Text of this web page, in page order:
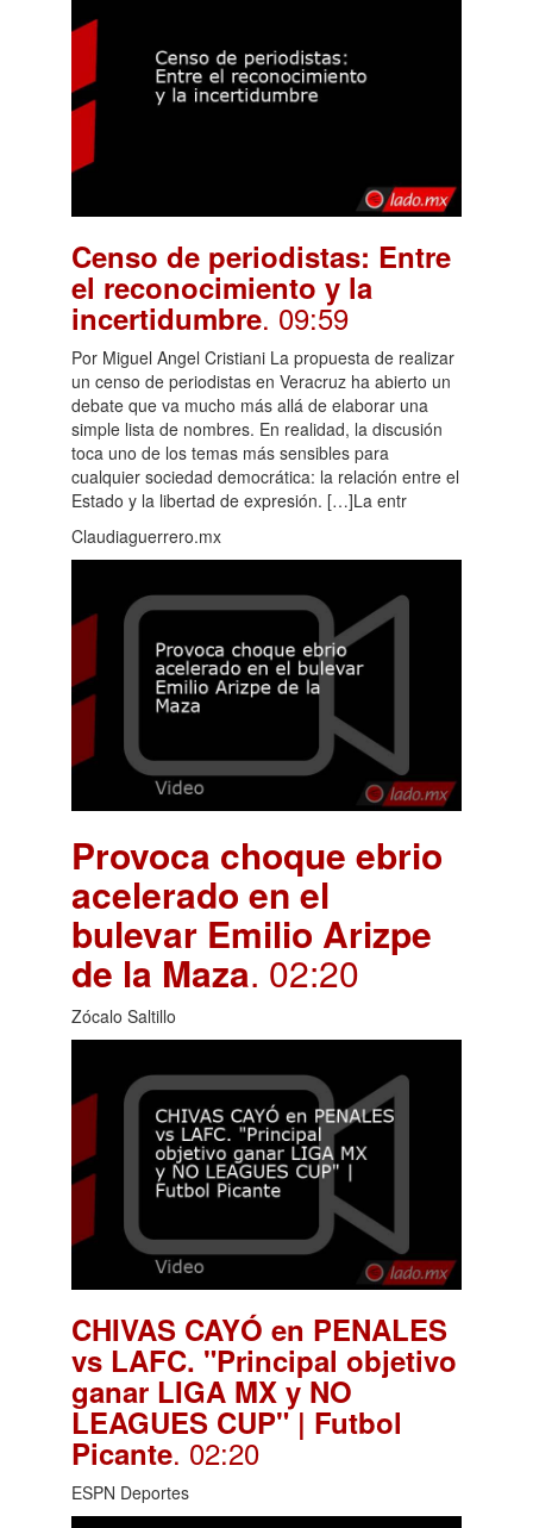
Censo de periodistas: Entre
el reconocimiento y la
incertidumbre. 09:59
Por Miguel Angel Cristiani La propuesta de realizar
un censo de periodistas en Veracruz ha abierto un
debate que va mucho más allá de elaborar una
simple lista de nombres. En realidad, la discusión
toca uno de los temas más sensibles para
cualquier sociedad democrática: la relación entre el
Estado y la libertad de expresión. […]La entr
Claudiaguerrero.mx
Provoca choque ebrio
acelerado en el
bulevar Emilio Arizpe
de la Maza. 02:20
Zócalo Saltillo
CHIVAS CAYÓ en PENALES
vs LAFC. "Principal objetivo
ganar LIGA MX y NO
LEAGUES CUP" | Futbol
Picante. 02:20
ESPN Deportes